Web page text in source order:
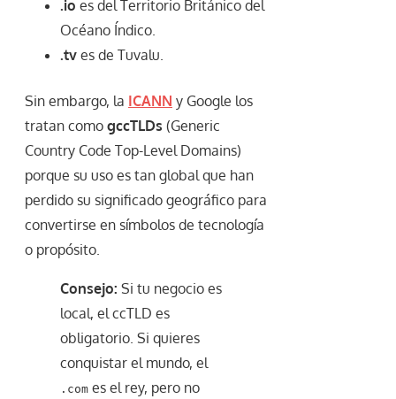
.io es del Territorio Británico del
Océano Índico.
.tv es de Tuvalu.
Sin embargo, la ICANN y Google los
tratan como gccTLDs (Generic
Country Code Top-Level Domains)
porque su uso es tan global que han
perdido su significado geográfico para
convertirse en símbolos de tecnología
o propósito.
Consejo: Si tu negocio es
local, el ccTLD es
obligatorio. Si quieres
conquistar el mundo, el
.com es el rey, pero no